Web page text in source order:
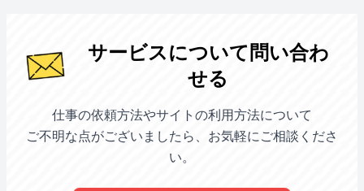
サービスについて問い合わ
せる
仕事の依頼方法やサイトの利用方法について
ご不明な点がございましたら、お気軽にご相談くださ
い。